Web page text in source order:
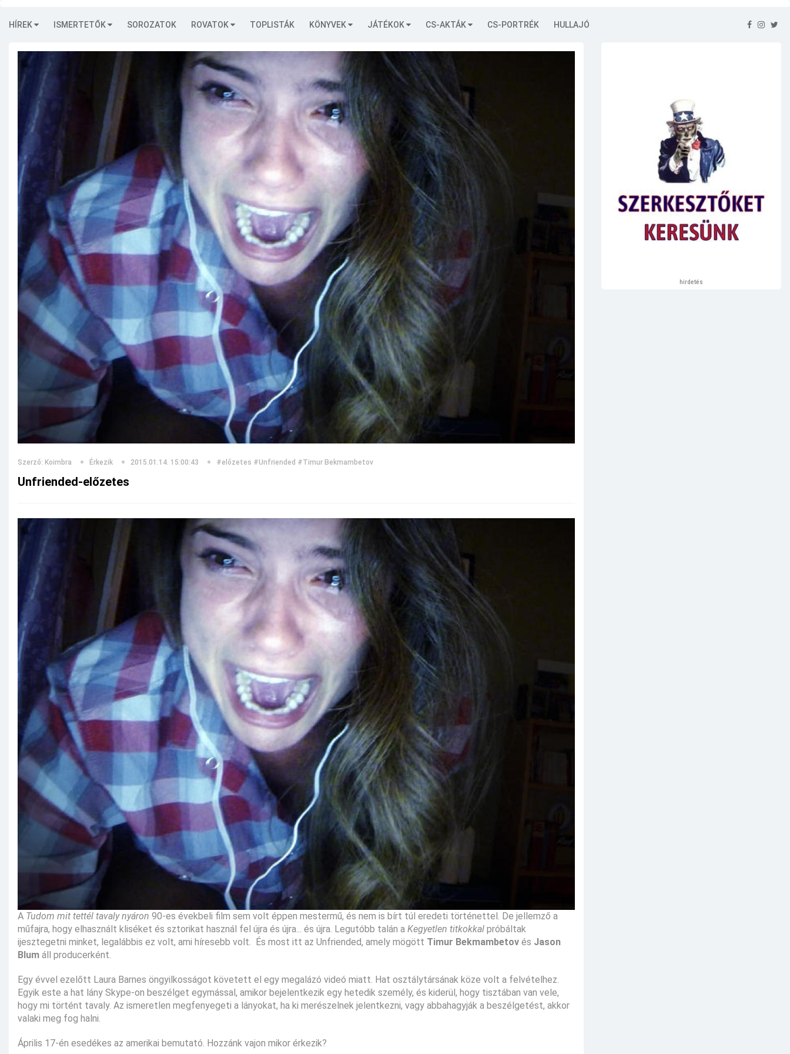
HÍREK ISMERTETŐK SOROZATOK ROVATOK TOPLISTÁK KÖNYVEK JÁTÉKOK CS-AKTÁK CS-PORTRÉK HULLAJÓ
Szerző: Koimbra Érkezik 2015.01.14. 15:00:43 #előzetes #Unfriended #Timur Bekmambetov
Unfriended-előzetes
A Tudom mit tettél tavaly nyáron 90-es évekbeli film sem volt éppen mestermű, és nem is bírt túl eredeti történettel. De jellemző a
műfajra, hogy elhasznált kliséket és sztorikat használ fel újra és újra... és újra. Legutóbb talán a Kegyetlen titkokkal próbáltak
ijesztegetni minket, legalábbis ez volt, ami híresebb volt. És most itt az Unfriended, amely mögött Timur Bekmambetov és Jason
Blum áll producerként.
Egy évvel ezelőtt Laura Barnes öngyilkosságot követett el egy megalázó videó miatt. Hat osztálytársának köze volt a felvételhez.
Egyik este a hat lány Skype-on beszélget egymással, amikor bejelentkezik egy hetedik személy, és kiderül, hogy tisztában van vele,
hogy mi történt tavaly. Az ismeretlen megfenyegeti a lányokat, ha ki merészelnek jelentkezni, vagy abbahagyják a beszélgetést, akkor
valaki meg fog halni.
Április 17-én esedékes az amerikai bemutató. Hozzánk vajon mikor érkezik?
hirdetés